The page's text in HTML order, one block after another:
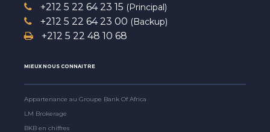
+212 5 22 64 23 15 (Principal)
+212 5 22 64 23 00 (Backup)
+212 5 22 48 10 68
MIEUX NOUS CONNAITRE
Appartenance au Groupe Bank Of Africa
LM Brokerage
BKB en chiffres